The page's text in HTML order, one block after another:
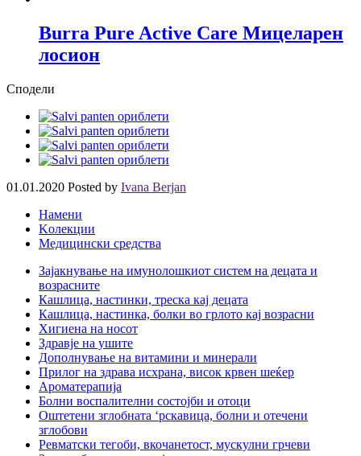
Burra Pure Active Care Мицеларен
лосион
Сподели
01.01.2020 Posted by Ivana Berjan
Намени
Kолекции
Медицински средства
Зајакнување на имунолошкиот систем на децата и
возрасните
Кашлица, настинки, треска кај децата
Кашлица, настинка, болки во грлото кај возрасни
Хигиена на носот
Здравје на ушите
Дополнување на витамини и минерали
Прилог на здрава исхрана, висок крвен шеќер
Ароматерапија
Болни воспалителни состојби и отоци
Оштетени зглобната ‘рскавица, болни и отечени
зглобови
Ревматски тегоби, вкочанетост, мускулни грчеви